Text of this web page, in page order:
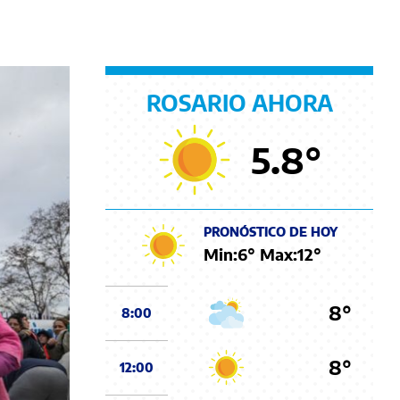
ROSARIO AHORA
5.8°
PRONÓSTICO DE HOY
Min:6° Max:12°
8:00 8°
12:00 8°